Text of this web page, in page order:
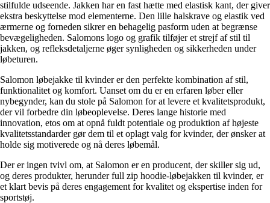
stilfulde udseende. Jakken har en fast hætte med elastisk kant, der giver
ekstra beskyttelse mod elementerne. Den lille halskrave og elastik ved
ærmerne og forneden sikrer en behagelig pasform uden at begrænse
bevægeligheden. Salomons logo og grafik tilføjer et strejf af stil til
jakken, og refleksdetaljerne øger synligheden og sikkerheden under
løbeturen.
Salomon løbejakke til kvinder er den perfekte kombination af stil,
funktionalitet og komfort. Uanset om du er en erfaren løber eller
nybegynder, kan du stole på Salomon for at levere et kvalitetsprodukt,
der vil forbedre din løbeoplevelse. Deres lange historie med
innovation, etos om at opnå fuldt potentiale og produktion af højeste
kvalitetsstandarder gør dem til et oplagt valg for kvinder, der ønsker at
holde sig motiverede og nå deres løbemål.
Der er ingen tvivl om, at Salomon er en producent, der skiller sig ud,
og deres produkter, herunder full zip hoodie-løbejakken til kvinder, er
et klart bevis på deres engagement for kvalitet og ekspertise inden for
sportstøj.